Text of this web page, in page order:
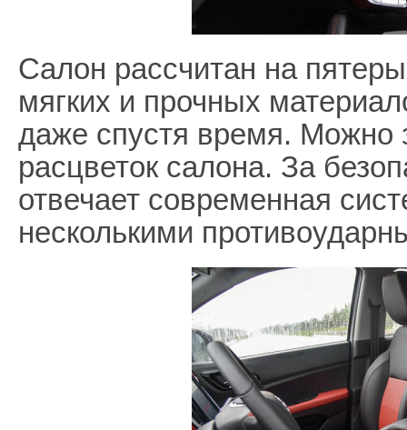
Салон рассчитан на
мягких и прочных
даже спустя время. Можно
расцветок салона. За
отвечает современная
несколькими